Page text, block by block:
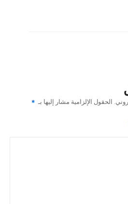
الحقول الإلزامية مشار إليها بـ